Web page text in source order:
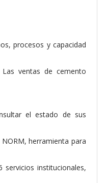
procesos y capacidad
ventas de cemento
el estado de sus
herramienta para
institucionales,